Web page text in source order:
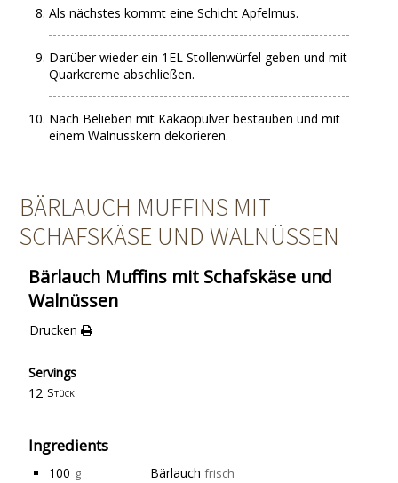
Als nächstes kommt eine Schicht Apfelmus.
Darüber wieder ein 1EL Stollenwürfel geben und mit
Quarkcreme abschließen.
Nach Belieben mit Kakaopulver bestäuben und mit
einem Walnusskern dekorieren.
BÄRLAUCH MUFFINS MIT
SCHAFSKÄSE UND WALNÜSSEN
Bärlauch Muffins mit Schafskäse und
Walnüssen
Drucken
Servings
12 Stück
Ingredients
100 g Bärlauch frisch